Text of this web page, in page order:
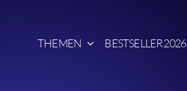
THEMEN BESTSELLER 2026